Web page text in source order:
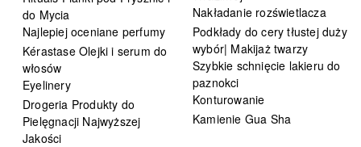
do Mycia
Najlepiej oceniane perfumy
Kérastase Olejki i serum do
włosów
Eyelinery
Drogeria Produkty do
Pielęgnacji Najwyższej
Jakości
Nakładanie rozświetlacza
Podkłady do cery tłustej duży
wybór| Makijaż twarzy
Szybkie schnięcie lakieru do
paznokci
Konturowanie
Kamienie Gua Sha